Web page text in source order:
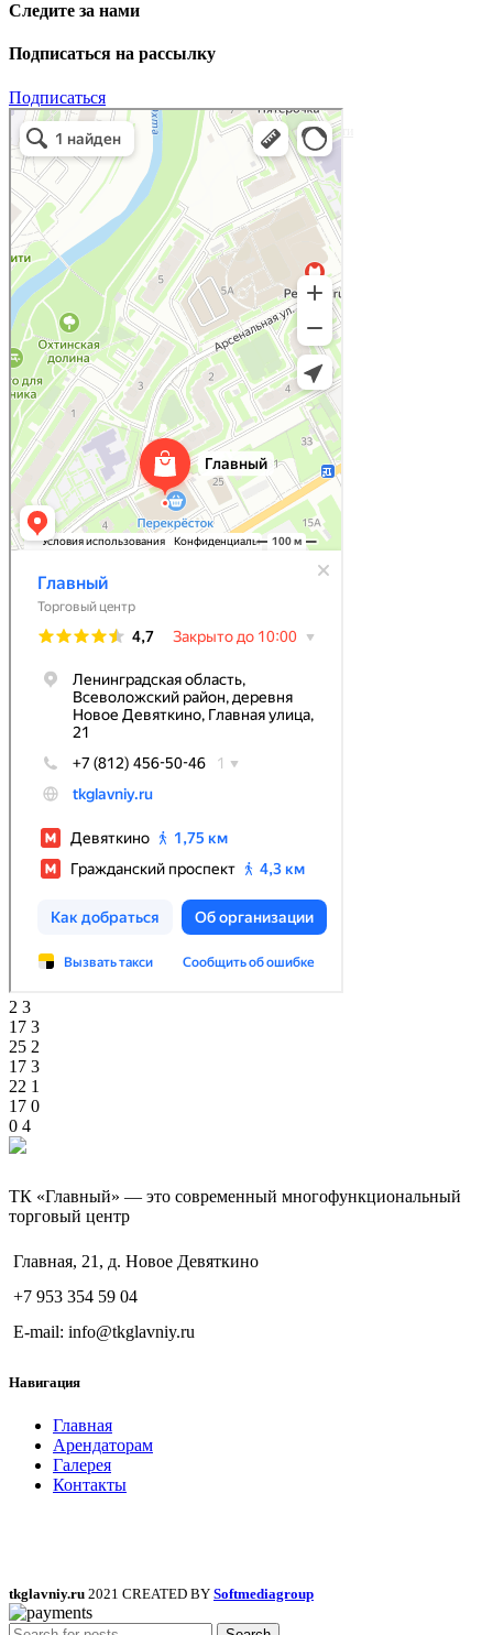
Следите за нами
Подписаться на рассылку
Подписаться
Главный
Торговый центр в Санкт‑Петербурге и Ленинградской области
2 3
17 3
25 2
17 3
22 1
17 0
0 4
ТК «Главный» — это современный многофункциональный
торговый центр
Главная, 21, д. Новое Девяткино
+7 953 354 59 04
E-mail: info@tkglavniy.ru
Навигация
Главная
Арендаторам
Галерея
Контакты
tkglavniy.ru 2021 CREATED BY Softmediagroup